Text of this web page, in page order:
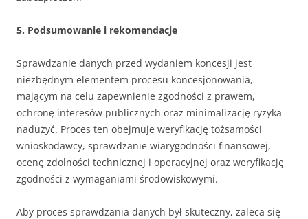
5. Podsumowanie i rekomendacje
Sprawdzanie danych przed wydaniem koncesji jest
niezbędnym elementem procesu koncesjonowania,
mającym na celu zapewnienie zgodności z prawem,
ochronę interesów publicznych oraz minimalizację ryzyka
nadużyć. Proces ten obejmuje weryfikację tożsamości
wnioskodawcy, sprawdzanie wiarygodności finansowej,
ocenę zdolności technicznej i operacyjnej oraz weryfikację
zgodności z wymaganiami środowiskowymi.
Aby proces sprawdzania danych był skuteczny, zaleca się